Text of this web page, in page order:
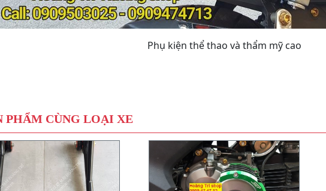
Phụ kiện thể thao và thẩm mỹ cao
PHẨM CÙNG LOẠI XE